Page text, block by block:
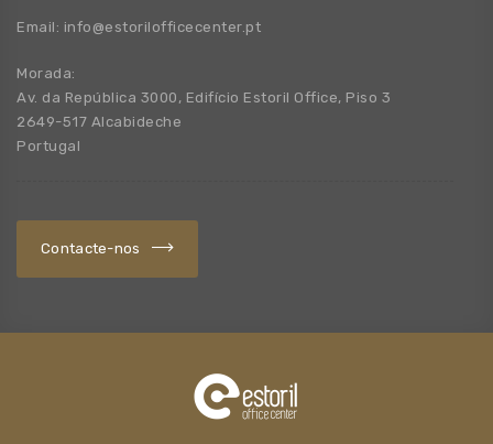
Email: info@estorilofficecenter.pt
Morada:
Av. da República 3000, Edifício Estoril Office, Piso 3
2649-517 Alcabideche
Portugal
Contacte-nos